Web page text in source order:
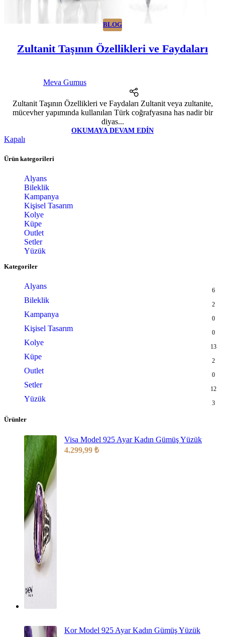
BLOG
Zultanit Taşının Özellikleri ve Faydaları
Meva Gumus
Zultanit Taşının Özellikleri ve Faydaları Zultanit veya zultanite,
mücevher yapımında kullanılan Türk coğrafyasına has nadir bir
diyas...
OKUMAYA DEVAM EDIN
Kapalı
Ürün kategorileri
Alyans
Bileklik
Kampanya
Kişisel Tasarım
Kolye
Küpe
Outlet
Setler
Yüzük
Kategoriler
Alyans 6
Bileklik 2
Kampanya 0
Kişisel Tasarım 0
Kolye 13
Küpe 2
Outlet 0
Setler 12
Yüzük 3
Ürünler
Visa Model 925 Ayar Kadın Gümüş Yüzük
4.299,99 ₺
Kor Model 925 Ayar Kadın Gümüş Yüzük